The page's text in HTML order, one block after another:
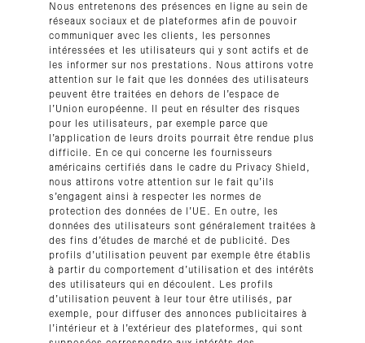
Nous entretenons des présences en ligne au sein de
réseaux sociaux et de plateformes afin de pouvoir
communiquer avec les clients, les personnes
intéressées et les utilisateurs qui y sont actifs et de
les informer sur nos prestations. Nous attirons votre
attention sur le fait que les données des utilisateurs
peuvent être traitées en dehors de l’espace de
l’Union européenne. Il peut en résulter des risques
pour les utilisateurs, par exemple parce que
l’application de leurs droits pourrait être rendue plus
difficile. En ce qui concerne les fournisseurs
américains certifiés dans le cadre du Privacy Shield,
nous attirons votre attention sur le fait qu’ils
s’engagent ainsi à respecter les normes de
protection des données de l’UE. En outre, les
données des utilisateurs sont généralement traitées à
des fins d’études de marché et de publicité. Des
profils d’utilisation peuvent par exemple être établis
à partir du comportement d’utilisation et des intérêts
des utilisateurs qui en découlent. Les profils
d’utilisation peuvent à leur tour être utilisés, par
exemple, pour diffuser des annonces publicitaires à
l’intérieur et à l’extérieur des plateformes, qui sont